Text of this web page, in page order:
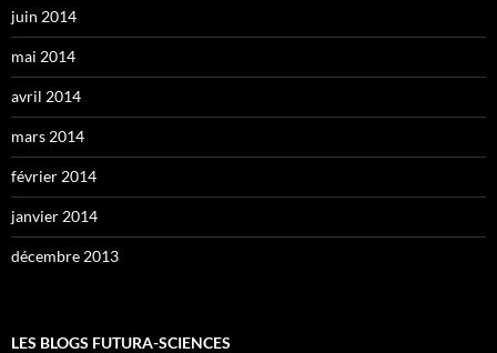
juin 2014
mai 2014
avril 2014
mars 2014
février 2014
janvier 2014
décembre 2013
LES BLOGS FUTURA-SCIENCES